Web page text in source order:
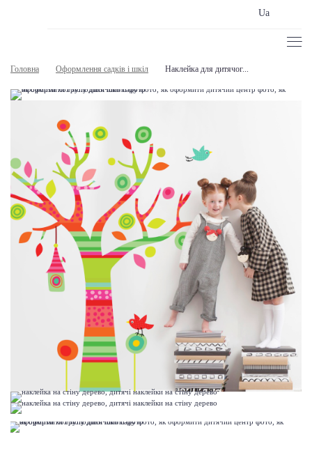
Ua
Головна Оформлення садків і шкіл Наклейка для дитячог...